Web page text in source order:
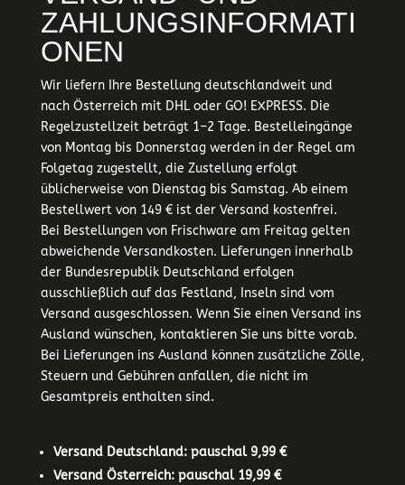
ZAHLUNGSINFORMATI
ONEN
Wir liefern Ihre Bestellung deutschlandweit und
nach Österreich mit DHL oder GO! EXPRESS. Die
Regelzustellzeit beträgt 1–2 Tage. Bestelleingänge
von Montag bis Donnerstag werden in der Regel am
Folgetag zugestellt, die Zustellung erfolgt
üblicherweise von Dienstag bis Samstag. Ab einem
Bestellwert von 149 € ist der Versand kostenfrei.
Bei Bestellungen von Frischware am Freitag gelten
abweichende Versandkosten. Lieferungen innerhalb
der Bundesrepublik Deutschland erfolgen
ausschließlich auf das Festland, Inseln sind vom
Versand ausgeschlossen. Wenn Sie einen Versand ins
Ausland wünschen, kontaktieren Sie uns bitte vorab.
Bei Lieferungen ins Ausland können zusätzliche Zölle,
Steuern und Gebühren anfallen, die nicht im
Gesamtpreis enthalten sind.
Versand Deutschland: pauschal 9,99 €
Versand Österreich: pauschal 19,99 €